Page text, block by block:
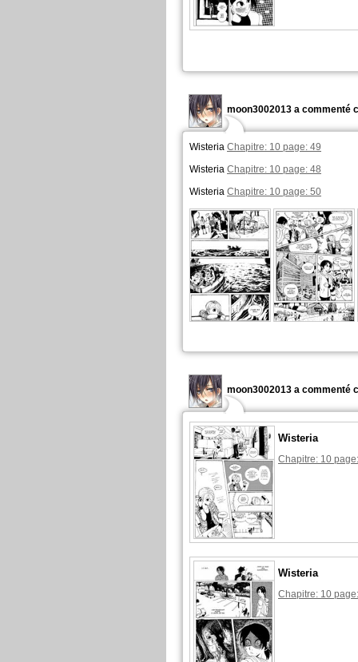
moon3002013 a commenté
Wisteria Chapitre: 10 page: 49
Wisteria Chapitre: 10 page: 48
Wisteria Chapitre: 10 page: 50
moon3002013 a commenté
Wisteria
Chapitre: 10
Wisteria
Chapitre: 10